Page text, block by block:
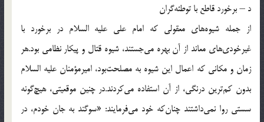
د – برخورد قاطع با توطئه‌گران
از جمله شیوه‌های معقولی كه امام علی علیه السلام در برخورد با
غیرخودی‌های معاند از آن بهره می‌جستند، شیوه قتال و پیكار نظامی بود.هر
زمان و مكانی كه اعمال این شیوه به مصلحت‌بود، امیرمؤمنان علیه السلام
بدون كم‌ترین درنگی، از آن استفاده می‌كردند.در چنین موقعیتی، هیچ‌گونه
سستی روا نمی‌داشتند چنان‌كه خود می‌فرمایند: «سوگند به جان خودم، در